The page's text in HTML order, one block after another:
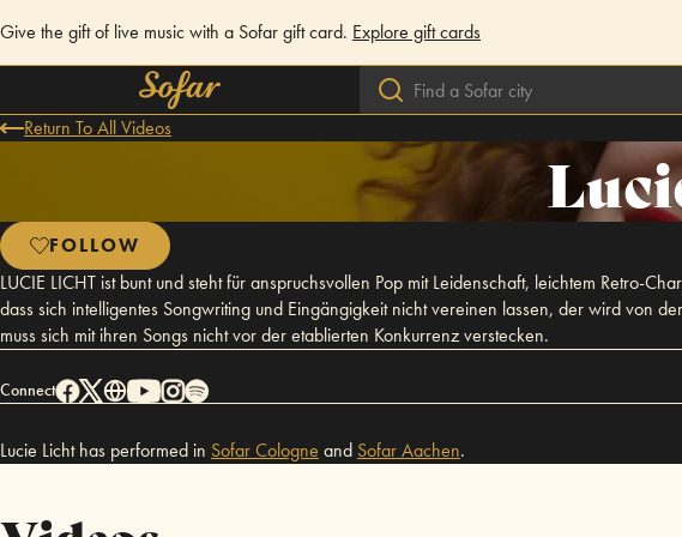
Give the gift of live music with a Sofar gift card. Explore gift cards
Return To All Videos
FOLLOW
LUCIE LICHT ist bunt und steht für anspruchsvollen Pop mit Leidenschaft, leichtem Retro-
dass sich intelligentes Songwriting und Eingängigkeit nicht vereinen lassen, der wird von
muss sich mit ihren Songs nicht vor der etablierten Konkurrenz verstecken.
Connect
Lucie Licht has performed in SofarCologne and SofarAachen.